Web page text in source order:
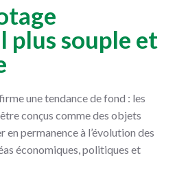
plus souple et
une tendance de fond : les
conçus comme des objets
en permanence à l’évolution des
économiques, politiques et